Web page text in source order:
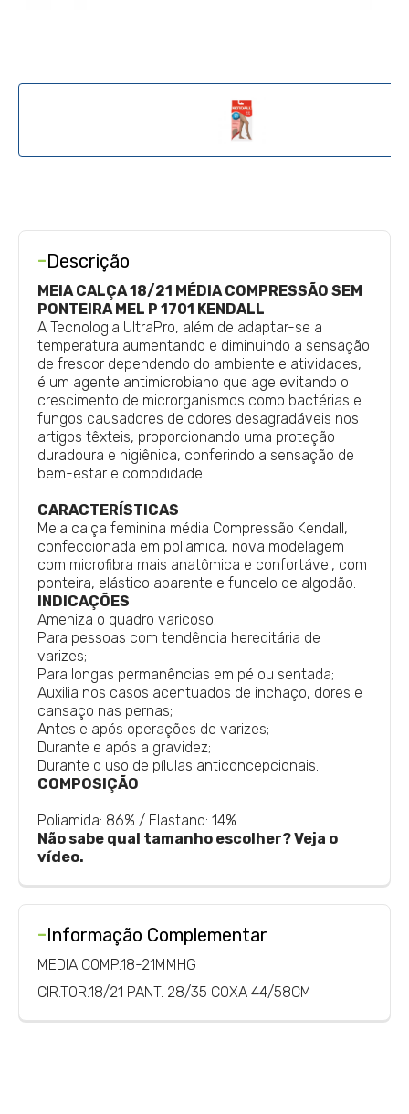
-Descrição
MEIA CALÇA 18/21 MÉDIA COMPRESSÃO SEM
PONTEIRA MEL P 1701 KENDALL
A Tecnologia UltraPro, além de adaptar-se a
temperatura aumentando e diminuindo a sensação
de frescor dependendo do ambiente e atividades,
é um agente antimicrobiano que age evitando o
crescimento de microrganismos como bactérias e
fungos causadores de odores desagradáveis nos
artigos têxteis, proporcionando uma proteção
duradoura e higiênica, conferindo a sensação de
bem-estar e comodidade.
CARACTERÍSTICAS
Meia calça feminina média Compressão Kendall,
confeccionada em poliamida, nova modelagem
com microfibra mais anatômica e confortável, com
ponteira, elástico aparente e fundelo de algodão.
INDICAÇÕES
Ameniza o quadro varicoso;
Para pessoas com tendência hereditária de
varizes;
Para longas permanências em pé ou sentada;
Auxilia nos casos acentuados de inchaço, dores e
cansaço nas pernas;
Antes e após operações de varizes;
Durante e após a gravidez;
Durante o uso de pílulas anticoncepcionais.
COMPOSIÇÃO
Poliamida: 86% / Elastano: 14%.
Não sabe qual tamanho escolher? Veja o
vídeo.
-Informação Complementar
MEDIA COMP.18-21MMHG
CIR.TOR.18/21 PANT. 28/35 COXA 44/58CM